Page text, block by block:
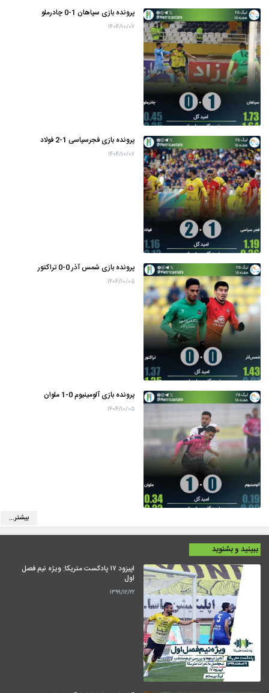
پرونده بازی سپاهان 1-0 چادرملو
۱۴۰۴/۱۰/۰۷
پرونده بازی فجرسپاسی 1-2 فولاد
۱۴۰۴/۱۰/۰۷
پرونده بازی شمس آذر 0-0 تراکتور
۱۴۰۴/۱۰/۰۵
پرونده بازی آلومینیوم 0-1 ملوان
۱۴۰۴/۱۰/۰۵
بیشتر...
ببینید و بشنوید
اپیزود ۱۷ پادکست متریکا: ویژه نیم فصل
اول
۱۳۹۹/۱۲/۲۲